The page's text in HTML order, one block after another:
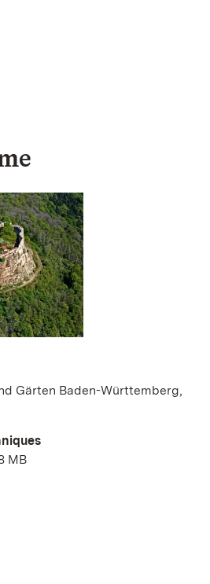
Gärten Baden-Württemberg,
MB